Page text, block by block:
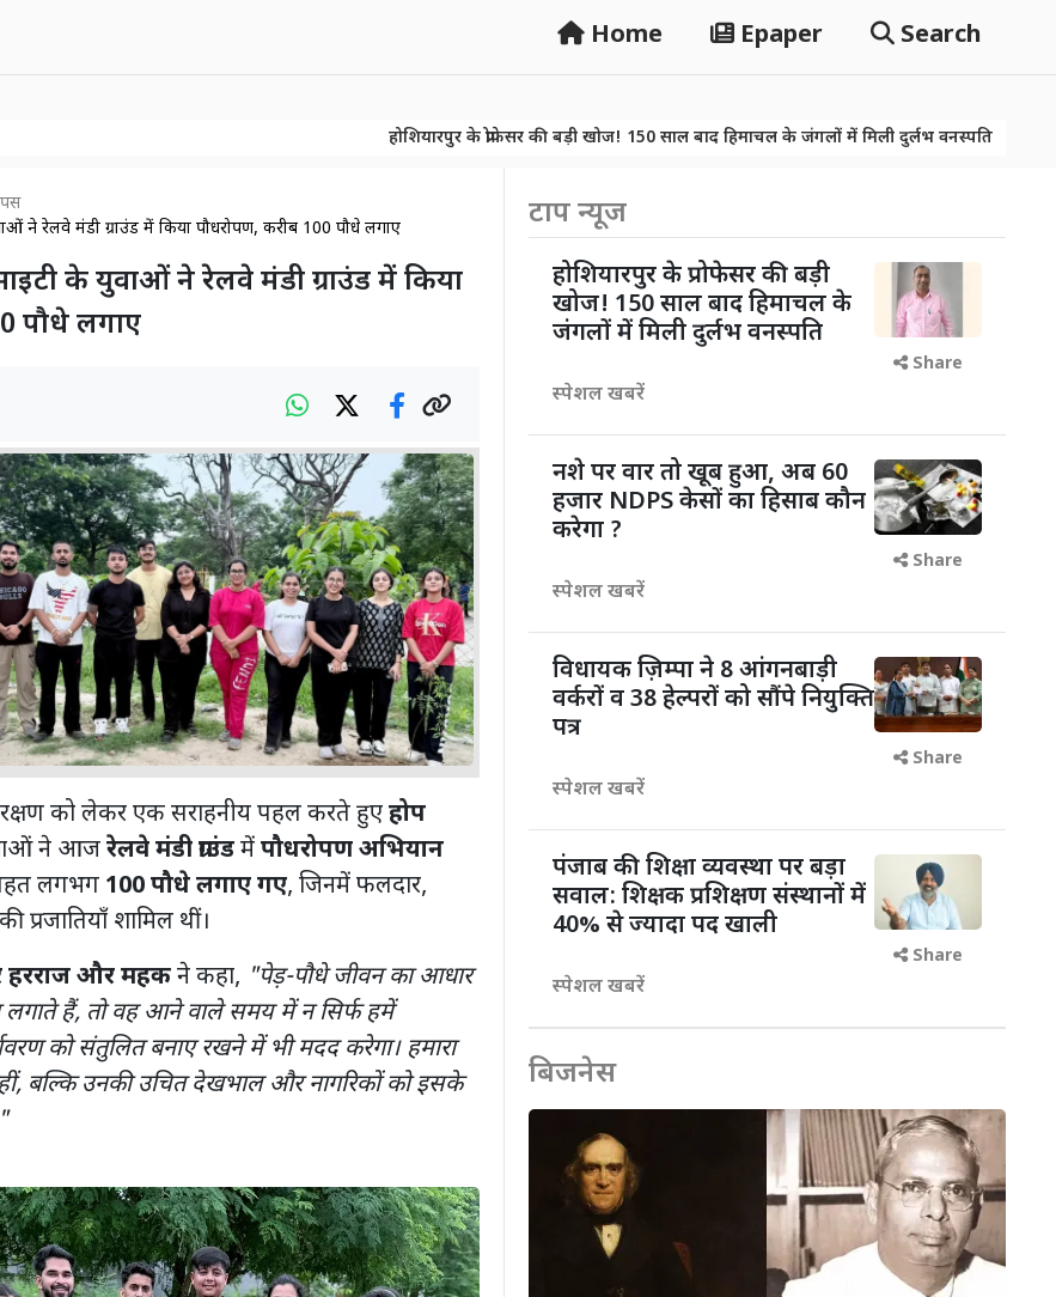
Home Epaper Search
होशियारपुर के प्रोफेसर की बड़ी खोज! 150 साल बाद हिमाचल के जंगलों में मिली दुर्लभ वनस्पति
नशे पर वार तो
ने रेलवे मंडी ग्राउंड में किया पौधरोपण, करीब 100 पौधे लगाए
के युवाओं ने रेलवे मंडी ग्राउंड में किया
पौधे लगाए
को लेकर एक सराहनीय पहल करते हुएहोप
ने आजरेलवे मंडी ग्राउंडमेंपौधरोपण अभियान
लगभग 100 पौधे लगाए गए, जिनमें फलदार,
प्रजातियाँ शामिल थीं।
हरराज और महकने कहा, "पेड़-पौधे जीवन का आधार
हैं, तो वह आने वाले समय में न सिर्फ हमें
को संतुलित बनाए रखने में भी मदद करेगा। हमारा
बल्कि उनकी उचित देखभाल और नागरिकों को इसके
टाप न्यूज
होशियारपुर के प्रोफेसर की बड़ी
खोज! 150 साल बाद हिमाचल के
जंगलों में मिली दुर्लभ वनस्पति
स्पेशल खबरें
Share
नशे पर वार तो खूब हुआ, अब 60
हजार NDPS केसों का हिसाब कौन
करेगा ?
स्पेशल खबरें
Share
विधायक ज़िम्पा ने 8 आंगनबाड़ी
वर्करों व 38 हेल्परों को सौंपे नियुक्ति
पत्र
स्पेशल खबरें
Share
पंजाब की शिक्षा व्यवस्था पर बड़ा
सवाल: शिक्षक प्रशिक्षण संस्थानों में
40% से ज्यादा पद खाली
स्पेशल खबरें
Share
बिजनेस